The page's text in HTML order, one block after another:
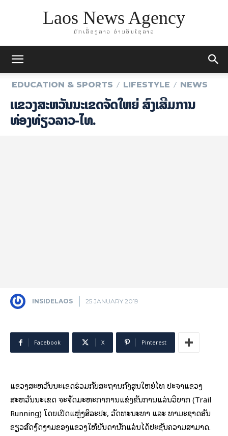
Laos News Agency
ມັກເລື່ອງລາວ ອ່ານອິນໄຊລາວ
EDUCATION & SPORTS LIFESTYLE NEWS
ແຂວງສະຫວັນນະເຂດຈັດໃຫຍ່ ສົ່ງເສີມການ
ທ່ອງທ່ຽວລາວ-ໄທ.
INSIDELAOS 25 JANUARY 2019
Facebook X Pinterest
ແຂວງສະຫວັນນະເຂດຮ່ວມກັບສະຖານກົງສຸນໃຫຍ່ໄທ ປະຈຳແຂວງ
ສະຫວັນນະເຂດ ຈະຈັດມະຫະກຳການແຂ່ງຂັນການແລ່ນວິບາກ (Trail
Running) ໂດຍເປີດແຫຼ່ງສິລະປະ, ວັດທະນະທຳ ແລະ ທຳມະຊາດອັນ
ຂຽວສົດງົດງາມຂອງແຂວງໃຫ້ບັນດານັກແລ່ນໄດ້ປະຊັນຄວາມສາມາດ.